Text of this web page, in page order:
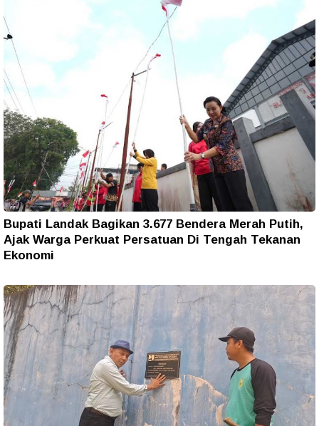
Bupati Landak Bagikan 3.677 Bendera Merah Putih,
Ajak Warga Perkuat Persatuan Di Tengah Tekanan
Ekonomi